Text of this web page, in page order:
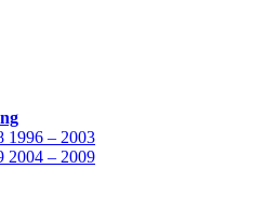
1996 – 2003
2004 – 2009